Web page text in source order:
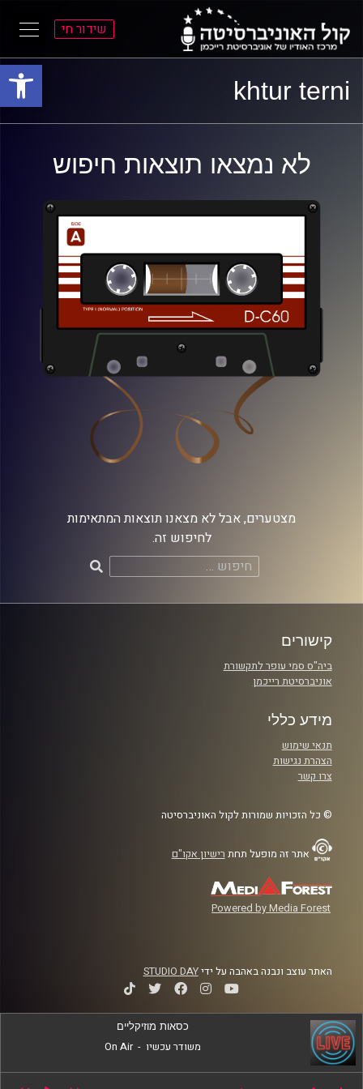
פתח
התפריט
הראשי
התוכן
הראשי
שידור חי
khtur terni
לא נמצאו תוצאות חיפוש
מצטערים, אבל לא מצאנו תוצאות המתאימות
לחיפוש זה.
חיפוש:
קישורים
ביה"ס סמי עופר לתקשורת
אוניברסיטת רייכמן
מידע כללי
תנאי שימוש
הצהרת נגישות
צרו קשר
© כל הזכויות שמורות לקול האוניברסיטה
אתר זה מופעל תחת רישיון אקו"ם
Powered by Media Forest
האתר עוצב ונבנה באהבה על ידיSTUDIO DAY
כסאות מוזיקליים
משודר עכשיו -
On Air